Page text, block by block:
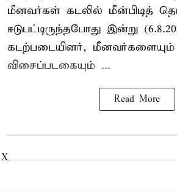
மீனவர்கள் கடலில் மீன்பிடித்
ஈடுபட்டிருந்தபோது இன்று
கடற்படையினர்,
விசைப்படகையும் ...
Read More
X